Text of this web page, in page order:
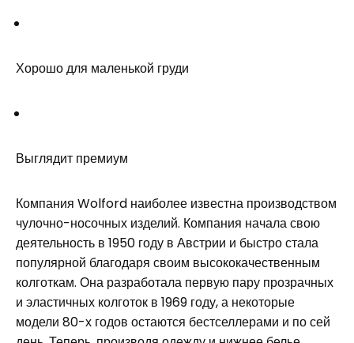
Хорошо для маленькой груди
Выглядит премиум
Компания Wolford наиболее известна производством
чулочно-носочных изделий. Компания начала свою
деятельность в 1950 году в Австрии и быстро стала
популярной благодаря своим высококачественным
колготкам. Она разработала первую пару прозрачных
и эластичных колготок в 1969 году, а некоторые
модели 80-х годов остаются бестселлерами и по сей